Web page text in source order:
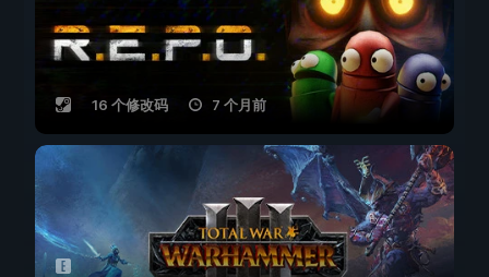
16 个修改码 7 个月前